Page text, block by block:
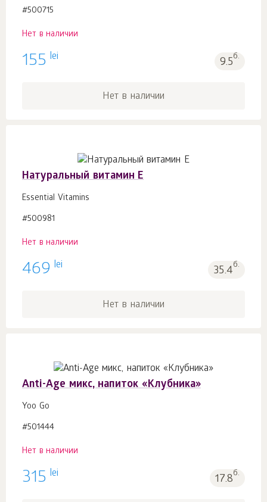
#500715
Нет в наличии
155 lei 9.5б.
Нет в наличии
Натуральный витамин Е
Essential Vitamins
#500981
Нет в наличии
469 lei 35.4б.
Нет в наличии
Anti-Age микс, напиток «Клубника»
Yoo Gо
#501444
Нет в наличии
315 lei 17.8б.